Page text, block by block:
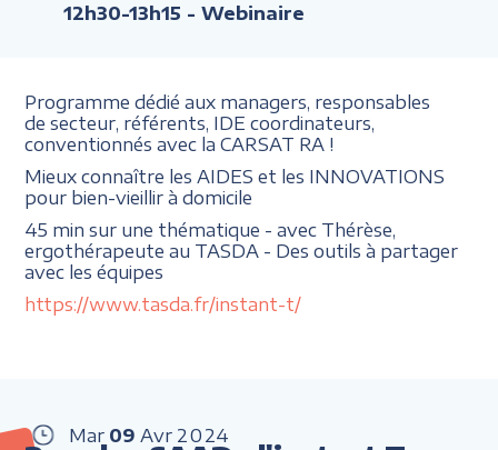
12h30-13h15 - Webinaire
Programme dédié aux managers, responsables
de secteur, référents, IDE coordinateurs,
conventionnés avec la CARSAT RA !
Mieux connaître les AIDES et les INNOVATIONS
pour bien-vieillir à domicile
45 min sur une thématique - avec Thérèse,
ergothérapeute au TASDA - Des outils à partager
avec les équipes
https://www.tasda.fr/instant-t/
Mar 09 Avr 2024